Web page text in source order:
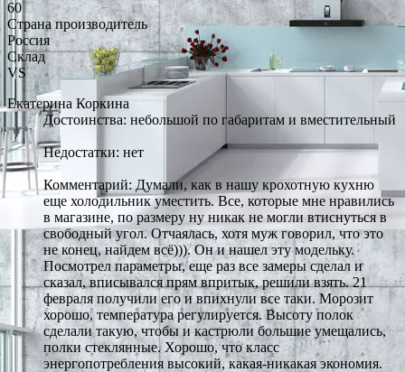
60
Страна производитель
Россия
Склад
VS
Екатерина Коркина
Достоинства: небольшой по габаритам и вместительный
Недостатки: нет
Комментарий: Думали, как в нашу крохотную кухню
еще холодильник уместить. Все, которые мне нравились
в магазине, по размеру ну никак не могли втиснуться в
свободный угол. Отчаялась, хотя муж говорил, что это
не конец, найдем всё))). Он и нашел эту модельку.
Посмотрел параметры, еще раз все замеры сделал и
сказал, вписывался прям впритык, решили взять. 21
февраля получили его и впихнули все таки. Морозит
хорошо, температура регулируется. Высоту полок
сделали такую, чтобы и кастрюли большие умещались,
полки стеклянные. Хорошо, что класс
энергопотребления высокий, какая-никакая экономия.